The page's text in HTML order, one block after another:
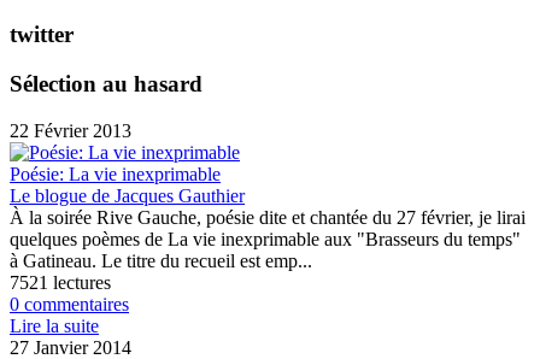
twitter
Sélection au hasard
22 Février 2013
Poésie: La vie inexprimable
Le blogue de Jacques Gauthier
À la soirée Rive Gauche, poésie dite et chantée du 27 février, je lirai
quelques poèmes de La vie inexprimable aux "Brasseurs du temps"
à Gatineau. Le titre du recueil est emp...
7521 lectures
0 commentaires
Lire la suite
27 Janvier 2014